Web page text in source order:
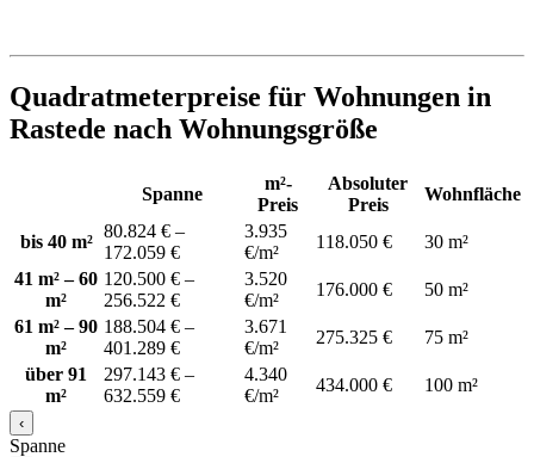
Quadratmeterpreise für Wohnungen in
Rastede nach Wohnungsgröße
Spanne
m²-
Preis
Absoluter
Preis
Wohnfläche
bis 40 m²
80.824 € –
172.059 €
3.935
€/m²
118.050 €
30 m²
41 m² – 60
m²
120.500 € –
256.522 €
3.520
€/m²
176.000 €
50 m²
61 m² – 90
m²
188.504 € –
401.289 €
3.671
€/m²
275.325 €
75 m²
über 91
m²
297.143 € –
632.559 €
4.340
€/m²
434.000 € 100 m²
‹
Spanne